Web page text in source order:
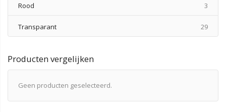
Rood 3
Transparant 29
Producten vergelijken
Geen producten geselecteerd.